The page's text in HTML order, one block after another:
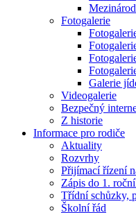
Fotogalerie
Galerie
Videogalerie
Bezpečný
Z historie
Informace pro rodiče
Aktuality
Rozvrhy
Přijímací řízení
Zápis do 1.
Třídní schůzky,
Školní řád